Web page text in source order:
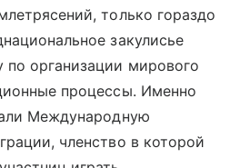
только гораздо
закулисье
организации мирового
процессы. Именно
Международную
членство в которой